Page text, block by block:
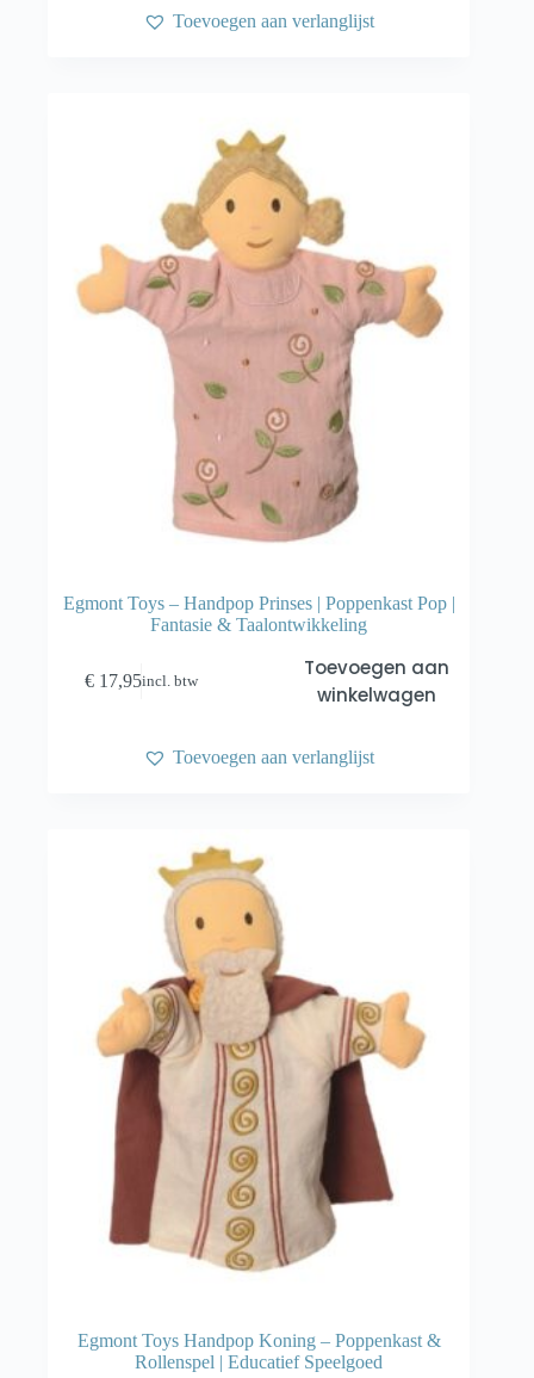
Toevoegen aan verlanglijst
Egmont Toys – Handpop Prinses | Poppenkast Pop |
Fantasie & Taalontwikkeling
€ 17,95incl. btw
Toevoegen aan
winkelwagen
Toevoegen aan verlanglijst
Egmont Toys Handpop Koning – Poppenkast &
Rollenspel | Educatief Speelgoed